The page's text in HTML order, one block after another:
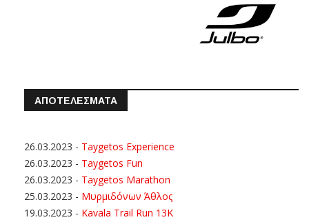
ΑΠΟΤΕΛΕΣΜΑΤΑ
26.03.2023 - Taygetos Experience
26.03.2023 - Taygetos Fun
26.03.2023 - Taygetos Marathon
25.03.2023 - Μυρμιδόνων Άθλος
19.03.2023 - Kavala Trail Run 13K